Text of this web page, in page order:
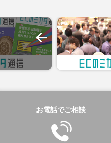
お電話でご相談